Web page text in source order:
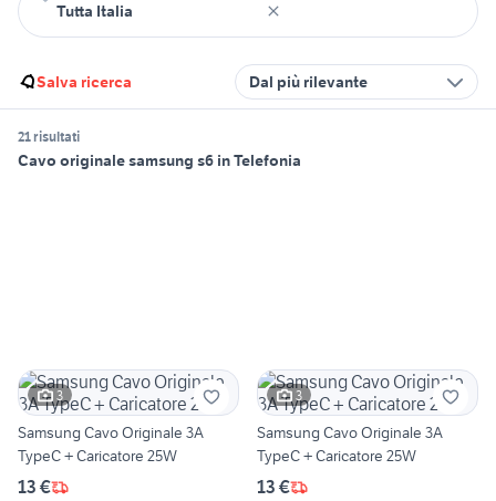
Salva ricerca Dal più rilevante
21 risultati
Cavo originale samsung s6 in Telefonia
3
Samsung Cavo Originale 3A
TypeC + Caricatore 25W
13 €
3
Samsung Cavo Originale 3A
TypeC + Caricatore 25W
13 €